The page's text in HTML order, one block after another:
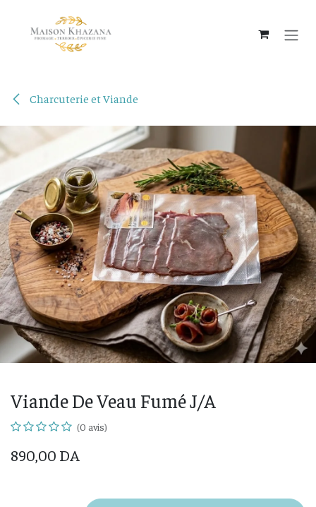
Charcuterie et Viande
Viande De Veau Fumé J/A
(0 avis)
890,00 DA